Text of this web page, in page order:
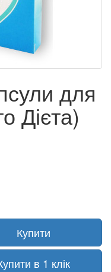
для
Дієта)
Купити
в 1 клік